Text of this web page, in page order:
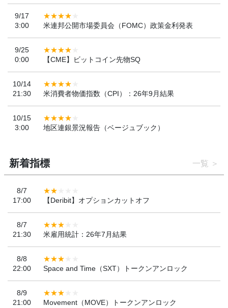
9/17
3:00
米連邦公開市場委員会（FOMC）政策金利発表
9/25
0:00
【CME】ビットコイン先物SQ
10/14
21:30
米消費者物価指数（CPI）：26年9月結果
10/15
3:00
地区連銀景況報告（ベージュブック）
新着指標 一覧
8/7
17:00
【Deribit】オプションカットオフ
8/7
21:30
米雇用統計：26年7月結果
8/8
22:00
Space and Time（SXT）トークンアンロック
8/9
21:00
Movement（MOVE）トークンアンロック